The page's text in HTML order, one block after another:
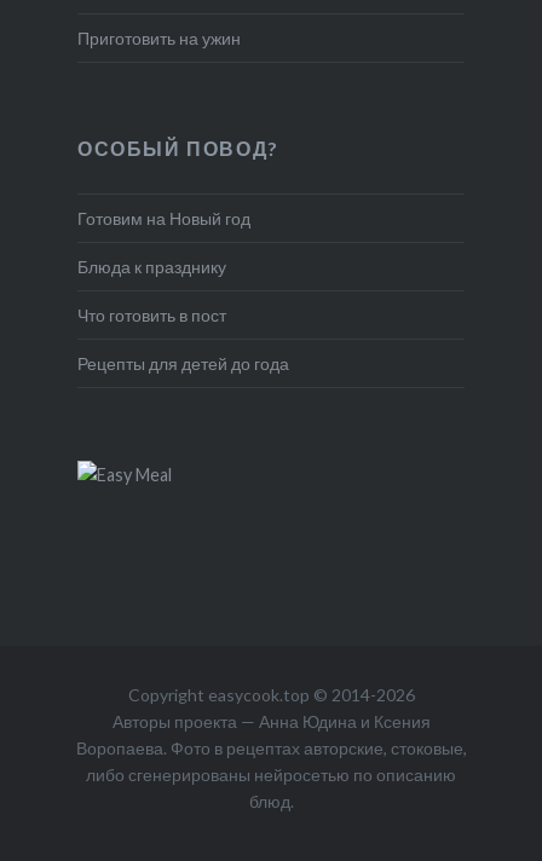
Приготовить на ужин
ОСОБЫЙ ПОВОД?
Готовим на Новый год
Блюда к празднику
Что готовить в пост
Рецепты для детей до года
Copyright easycook.top © 2014-2026
Авторы проекта — Анна Юдина и Ксения
Воропаева. Фото в рецептах авторские, стоковые,
либо сгенерированы нейросетью по описанию
блюд.